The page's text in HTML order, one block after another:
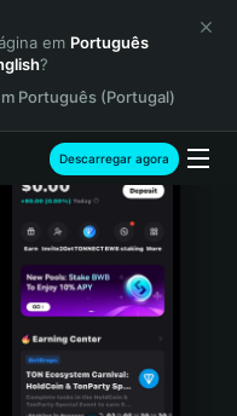
em Português
?
Português (Portugal)
Descarregar agora